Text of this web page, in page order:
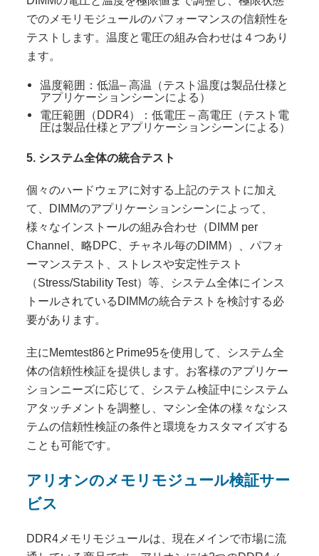
でのメモリモジュールのパフォーマンスの信頼性を
テストします。温度と電圧の組み合わせは４つあり
ます。
温度範囲：低温– 高温（テスト温度は製品仕様と
アプリケーションシーンによる）
電圧範囲（DDR4）：低電圧 – 高電圧（テスト電
圧は製品仕様とアプリケーションシーンによる）
5. システム全体の統合テスト
個々のハードウェアに対する上記のテストに加え
て、DIMMのアプリケーションシーンによって、
様々なインストールの組み合わせ（DIMM per
Channel、略DPC、チャネル毎のDIMM）、パフォ
ーマンステスト、ストレスや安定性テスト
（Stress/Stability Test）等、システム全体にインス
トールされているDIMMの統合テストを検討する必
要があります。
主にMemtest86とPrime95を使用して、システム全
体の信頼性検証を提供します。お客様のアプリケー
ションニーズに応じて、システム検証中にシステム
アタッチメントを調整し、マシン全体の様々なシス
テムの信頼性検証の条件と環境をカスタマイズする
ことも可能です。
アリオンのメモリモジュール検証サー
ビス
DDR4メモリモジュールは、現在メインで市場に流